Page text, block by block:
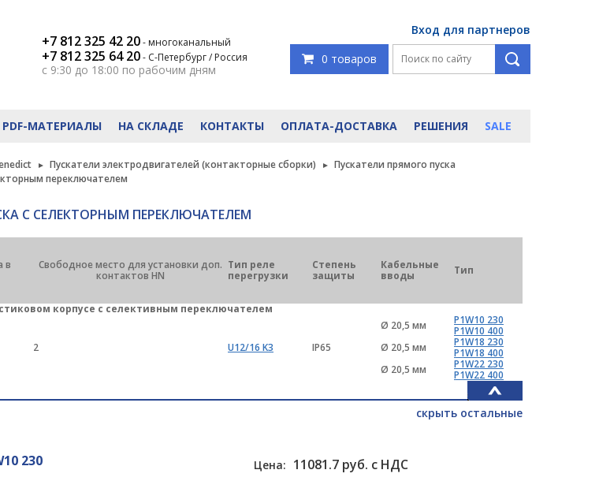
+7 812 325 42 20- многоканальный
+7 812 325 64 20- С-Петербург / Россия
с 9:30 до 18:00 по рабочим дням
Вход для партнеров
0 товаров
PDF-МАТЕРИАЛЫ НА СКЛАДЕ КОНТАКТЫ ОПЛАТА-ДОСТАВКА РЕШЕНИЯ SALE
Пускатели электродвигателей (контакторные сборки)
Пускатели прямого пуска
переключателем
С СЕЛЕКТОРНЫМ ПЕРЕКЛЮЧАТЕЛЕМ
скрыть остальные
в
Свободное место для установки доп.
контактов HN
Тип реле
перегрузки
Степень
защиты
Кабельные
вводы
Тип
корпусе с селективным переключателем
2 U12/16 K3 IP65
Ø 20,5 мм
P1W10 230
P1W10 400
Ø 20,5 мм
P1W18 230
P1W18 400
Ø 20,5 мм
P1W22 230
P1W22 400
230 Цена: 11081.7 руб. с НДС